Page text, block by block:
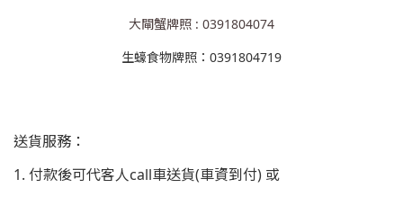
大閘蟹牌照 : 0391804074
生蠔食物牌照：0391804719
送貨服務：
1. 付款後可代客人call車送貨(車資到付) 或